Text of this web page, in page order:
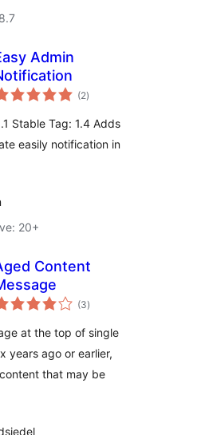
Admin
(2total
aprecieri
)
Stable Tag: 1.4 Adds
easily notification in
20+
Content
(3total
aprecieri
)
at the top of single
years ago or earlier,
that may be